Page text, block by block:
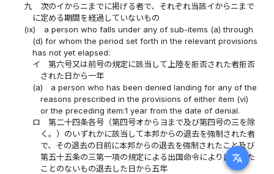
translate
九
次のイからニまでに掲げる者で、それぞれ当該イからニまで
に定める期間を経過していないもの
(ix)
a person who falls under any of sub-items (a) through
(d) for whom the period set forth in the relevant provisions
has not yet elapsed:
イ
第六号又は前号の規定に該当して上陸を拒否された者拒否
された日から一年
(a)
a person who has been denied landing for any of the
reasons prescribed in the provisions of either item (vi)
or the preceding item:1 year from the date of denial.
ロ
第二十四条各号（第四号オからヨまで及び第四号の三を除
く。）のいずれかに該当して本邦からの退去を強制された者
で、その退去の日前に本邦からの退去を強制されたこと及び
第五十五条の三第一項の規定による出国命令により出国した
ことのないもの退去した日から五年